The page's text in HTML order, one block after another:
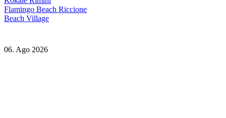
Flamingo Beach Riccione
Beach Village
06. Ago 2026